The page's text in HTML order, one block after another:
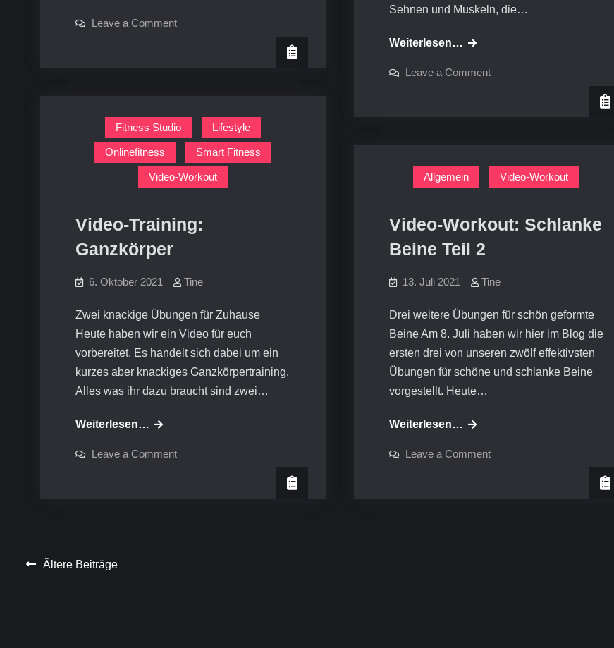
Cardio
Leave a Commenton
Sehnen und Muskeln, die…
Weiterlesen… Video-
Schulter-
Leave a Commenton
Fitness Studio Lifestyle
Onlinefitness Smart Fitness
Video-Workout
Video-Training:
Ganzkörper
6. Oktober 2021 Tine
Zwei knackige Übungen für Zuhause
Heute haben wir ein Video für euch
vorbereitet. Es handelt sich dabei um ein
kurzes aber knackiges Ganzkörpertraining.
Alles was ihr dazu braucht sind zwei…
Weiterlesen… Video-
Ganzkörper
Leave a Commenton
Allgemein Video-Workout
Video-Workout: Schlanke
Beine Teil 2
13. Juli 2021 Tine
Drei weitere Übungen für schön geformte
Beine Am 8. Juli haben wir hier im Blog die
ersten drei von unseren zwölf effektivsten
Übungen für schöne und schlanke Beine
vorgestellt. Heute…
Weiterlesen… Video-
Schlanke
Leave a Commenton
Beitragsnavigation
Ältere Beiträge